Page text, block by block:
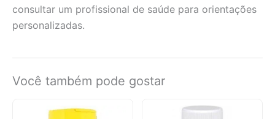
consultar um profissional de saúde para orientações
personalizadas.
Você também pode gostar